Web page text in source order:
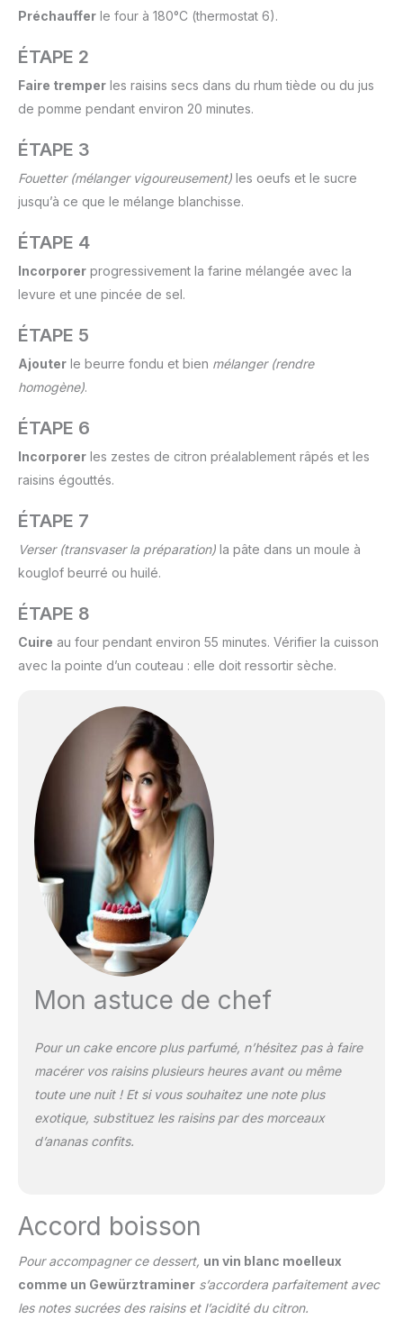
Préchauffer le four à 180°C (thermostat 6).
ÉTAPE 2
Faire tremper les raisins secs dans du rhum tiède ou du jus
de pomme pendant environ 20 minutes.
ÉTAPE 3
Fouetter (mélanger vigoureusement) les oeufs et le sucre
jusqu’à ce que le mélange blanchisse.
ÉTAPE 4
Incorporer progressivement la farine mélangée avec la
levure et une pincée de sel.
ÉTAPE 5
Ajouter le beurre fondu et bien mélanger (rendre
homogène).
ÉTAPE 6
Incorporer les zestes de citron préalablement râpés et les
raisins égouttés.
ÉTAPE 7
Verser (transvaser la préparation) la pâte dans un moule à
kouglof beurré ou huilé.
ÉTAPE 8
Cuire au four pendant environ 55 minutes. Vérifier la cuisson
avec la pointe d’un couteau : elle doit ressortir sèche.
Mon astuce de chef
Pour un cake encore plus parfumé, n’hésitez pas à faire
macérer vos raisins plusieurs heures avant ou même
toute une nuit ! Et si vous souhaitez une note plus
exotique, substituez les raisins par des morceaux
d’ananas confits.
Accord boisson
Pour accompagner ce dessert, un vin blanc moelleux
comme un Gewürztraminer s’accordera parfaitement avec
les notes sucrées des raisins et l’acidité du citron.